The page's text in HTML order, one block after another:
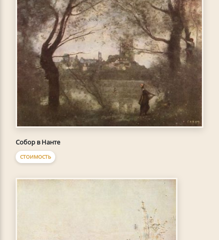
Собор в Нанте
СТОИМОСТЬ